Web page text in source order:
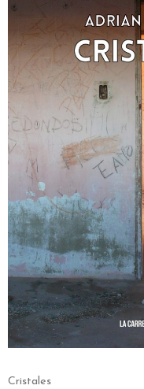
Cristales